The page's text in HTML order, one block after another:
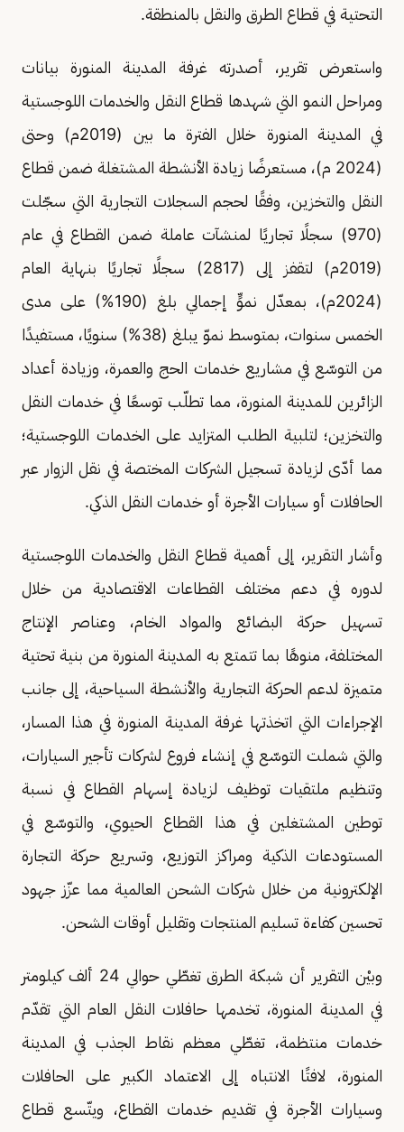
التحتية في قطاع الطرق والنقل بالمنطقة.
واستعرض تقرير، أصدرته غرفة المدينة المنورة بيانات
ومراحل النمو التي شهدها قطاع النقل والخدمات اللوجستية
في المدينة المنورة خلال الفترة ما بين (2019م) وحتى
(2024 م)، مستعرضًا زيادة الأنشطة المشتغلة ضمن قطاع
النقل والتخزين، وفقًا لحجم السجلات التجارية التي سجّلت
(970) سجلًا تجاريًا لمنشآت عاملة ضمن القطاع في عام
(2019م) لتقفز إلى (2817) سجلًا تجاريًا بنهاية العام
(2024م)، بمعدّل نموٍّ إجمالي بلغ (190%) على مدى
الخمس سنوات، بمتوسط نموّ يبلغ (38%) سنويًا، مستفيدًا
من التوسّع في مشاريع خدمات الحج والعمرة، وزيادة أعداد
الزائرين للمدينة المنورة، مما تطلّب توسعًا في خدمات النقل
والتخزين؛ لتلبية الطلب المتزايد على الخدمات اللوجستية؛
مما أدّى لزيادة تسجيل الشركات المختصة في نقل الزوار عبر
الحافلات أو سيارات الأجرة أو خدمات النقل الذكي.
وأشار التقرير، إلى أهمية قطاع النقل والخدمات اللوجستية
لدوره في دعم مختلف القطاعات الاقتصادية من خلال
تسهيل حركة البضائع والمواد الخام، وعناصر الإنتاج
المختلفة، منوهًا بما تتمتع به المدينة المنورة من بنية تحتية
متميزة لدعم الحركة التجارية والأنشطة السياحية، إلى جانب
الإجراءات التي اتخذتها غرفة المدينة المنورة في هذا المسار،
والتي شملت التوسّع في إنشاء فروع لشركات تأجير السيارات،
وتنظيم ملتقيات توظيف لزيادة إسهام القطاع في نسبة
توطين المشتغلين في هذا القطاع الحيوي، والتوسّع في
المستودعات الذكية ومراكز التوزيع، وتسريع حركة التجارة
الإلكترونية من خلال شركات الشحن العالمية مما عزّز جهود
تحسين كفاءة تسليم المنتجات وتقليل أوقات الشحن.
وبيْن التقرير أن شبكة الطرق تغطّي حوالي 24 ألف كيلومتر
في المدينة المنورة، تخدمها حافلات النقل العام التي تقدّم
خدمات منتظمة، تغطّي معظم نقاط الجذب في المدينة
المنورة، لافتًا الانتباه إلى الاعتماد الكبير على الحافلات
وسيارات الأجرة في تقديم خدمات القطاع، ويتّسع قطاع